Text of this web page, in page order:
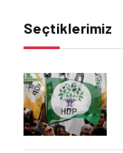
Seçtiklerimiz